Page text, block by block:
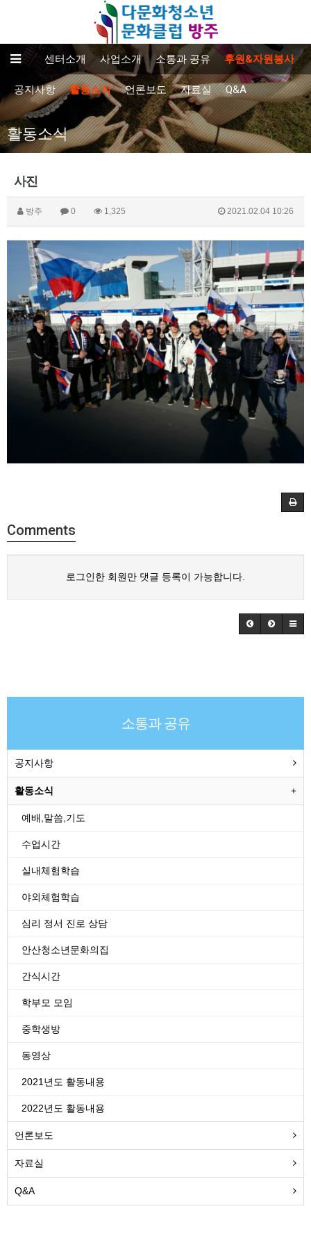
센터소개 사업소개 소통과 공유 후원&자원봉사
공지사항 활동소식 언론보도 자료실 Q&A
활동소식
사진
방주 0 1,325 2021.02.04 10:26
Comments
로그인한 회원만 댓글 등록이 가능합니다.
소통과 공유
공지사항
활동소식
예배,말씀,기도
수업시간
실내체험학습
야외체험학습
심리 정서 진로 상담
안산청소년문화의집
간식시간
학부모 모임
중학생방
동영상
2021년도 활동내용
2022년도 활동내용
언론보도
자료실
Q&A